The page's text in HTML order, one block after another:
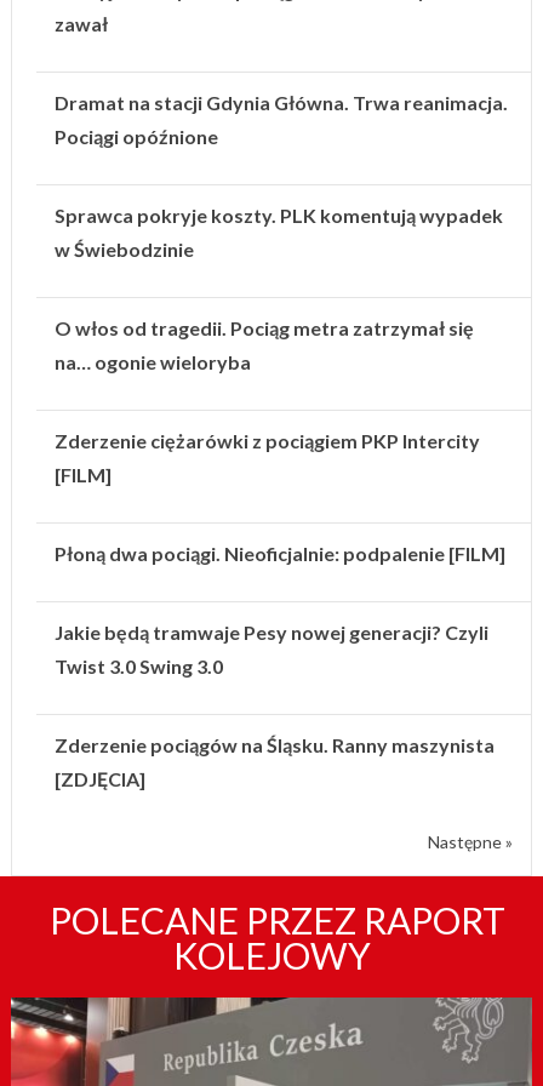
zawał
Dramat na stacji Gdynia Główna. Trwa reanimacja.
Pociągi opóźnione
Sprawca pokryje koszty. PLK komentują wypadek
w Świebodzinie
O włos od tragedii. Pociąg metra zatrzymał się
na… ogonie wieloryba
Zderzenie ciężarówki z pociągiem PKP Intercity
[FILM]
Płoną dwa pociągi. Nieoficjalnie: podpalenie [FILM]
Jakie będą tramwaje Pesy nowej generacji? Czyli
Twist 3.0 Swing 3.0
Zderzenie pociągów na Śląsku. Ranny maszynista
[ZDJĘCIA]
Następne »
POLECANE PRZEZ RAPORT
KOLEJOWY